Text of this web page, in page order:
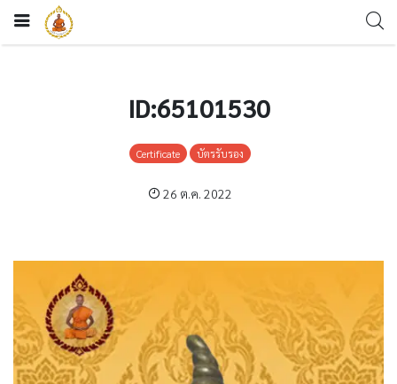
ID:65101530
Certificate บัตรรับรอง
26 ต.ค. 2022